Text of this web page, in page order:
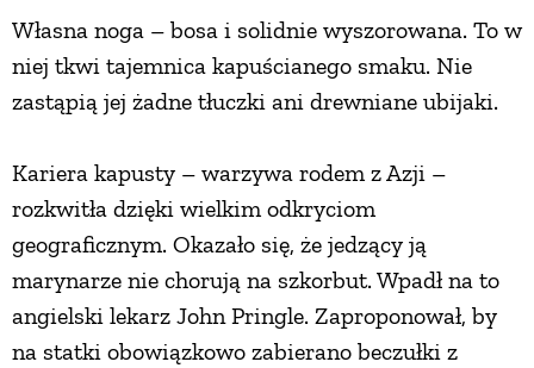
Własna noga – bosa i solidnie wyszorowana. To w
niej tkwi tajemnica kapuścianego smaku. Nie
zastąpią jej żadne tłuczki ani drewniane ubijaki.
Kariera kapusty – warzywa rodem z Azji –
rozkwitła dzięki wielkim odkryciom
geograficznym. Okazało się, że jedzący ją
marynarze nie chorują na szkorbut. Wpadł na to
angielski lekarz John Pringle. Zaproponował, by
na statki obowiązkowo zabierano beczułki z